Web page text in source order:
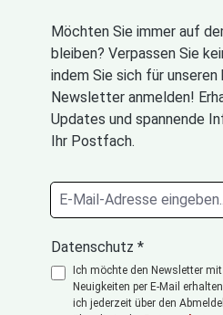
Möchten Sie immer auf
bleiben? Verpassen Sie
indem Sie sich für
Newsletter anmelden!
Updates und spannende
Ihr Postfach.
Datenschutz *
Ich möchte den Newsletter
Neuigkeiten per E-Mail
ich jederzeit über den